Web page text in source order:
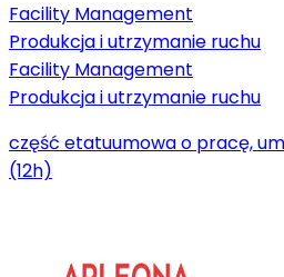
Facility Management
Produkcja i utrzymanie ruchu
Facility Management
Produkcja i utrzymanie ruchu
część etatuumowa o pracę,
(12h)